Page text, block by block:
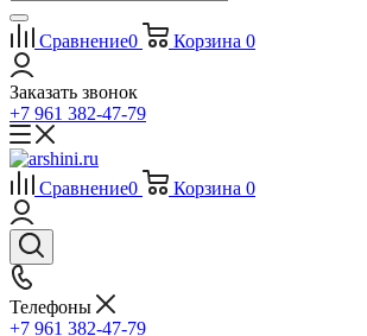
Сравнение0 Корзина 0
Заказать звонок
+7 961 382-47-79
Сравнение0 Корзина 0
Телефоны
+7 961 382-47-79